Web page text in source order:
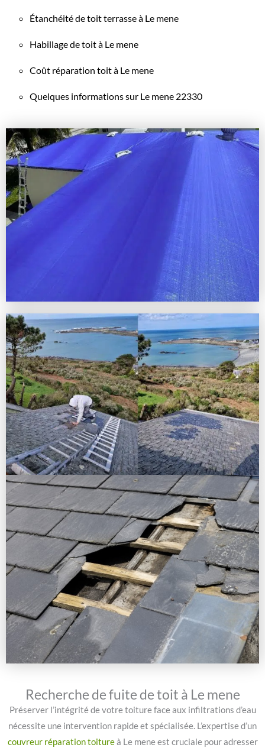
Étanchéité de toit terrasse à Le mene
Habillage de toit à Le mene
Coût réparation toit à Le mene
Quelques informations sur Le mene 22330
Recherche de fuite de toit à Le mene
Préserver l’intégrité de votre toiture face aux infiltrations d’eau
nécessite une intervention rapide et spécialisée. L’expertise d’un
couvreur réparation toitureà Le mene est cruciale pour adresser